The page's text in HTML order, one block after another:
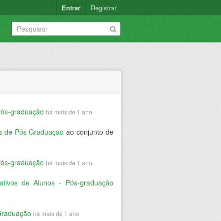
Entrar Registrar
graduação há mais de 1 ano
de Pós Graduação ao conjunto de
graduação há mais de 1 ano
de Alunos - Pós-graduação
há mais de 1 ano